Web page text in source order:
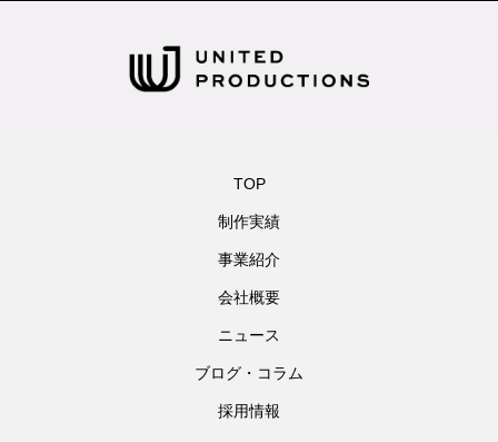
TOP
制作実績
事業紹介
会社概要
ニュース
ブログ・コラム
採用情報